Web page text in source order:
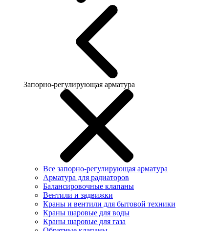
Запорно-регулирующая арматура
Все запорно-регулирующая арматура
Арматура для радиаторов
Балансировочные клапаны
Вентили и задвижки
Краны и вентили для бытовой техники
Краны шаровые для воды
Краны шаровые для газа